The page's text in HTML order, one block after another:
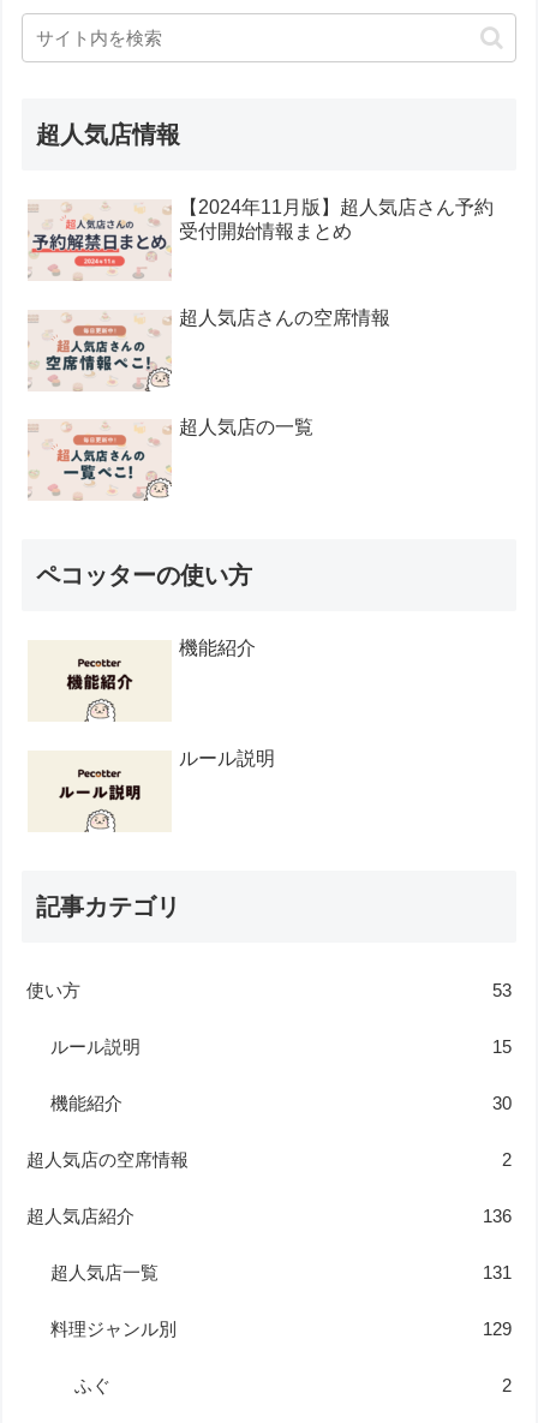
超人気店情報
【2024年11月版】超人気店さん予約
受付開始情報まとめ
超人気店さんの空席情報
超人気店の一覧
ペコッターの使い方
機能紹介
ルール説明
記事カテゴリ
使い方 53
ルール説明 15
機能紹介 30
超人気店の空席情報 2
超人気店紹介 136
超人気店一覧 131
料理ジャンル別 129
ふぐ 2